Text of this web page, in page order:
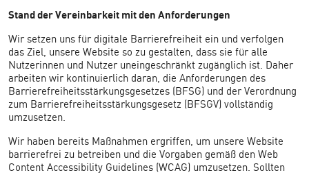
Stand der Vereinbarkeit mit den Anforderungen
Wir setzen uns für digitale Barrierefreiheit ein und verfolgen
das Ziel, unsere Website so zu gestalten, dass sie für alle
Nutzerinnen und Nutzer uneingeschränkt zugänglich ist. Daher
arbeiten wir kontinuierlich daran, die Anforderungen des
Barrierefreiheitsstärkungsgesetzes (BFSG) und der Verordnung
zum Barrierefreiheitsstärkungsgesetz (BFSGV) vollständig
umzusetzen.
Wir haben bereits Maßnahmen ergriffen, um unsere Website
barrierefrei zu betreiben und die Vorgaben gemäß den Web
Content Accessibility Guidelines (WCAG) umzusetzen. Sollten